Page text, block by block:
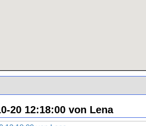
20 12:18:00 von Lena